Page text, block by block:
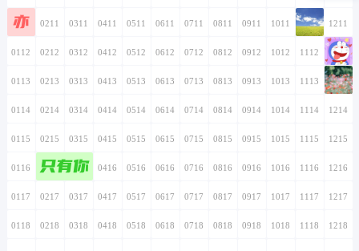
0111
亦 0211 0311 0411 0511 0611 0711 0811 0911 1011 1111 1211
0112 0212 0312 0412 0512 0612 0712 0812 0912 1012 1112 1212
0113 0213 0313 0413 0513 0613 0713 0813 0913 1013 1113 1213
0114 0214 0314 0414 0514 0614 0714 0814 0914 1014 1114 1214
0115 0215 0315 0415 0515 0615 0715 0815 0915 1015 1115 1215
0116 0216
只有你
0316 0416 0516 0616 0716 0816 0916 1016 1116 1216
0117 0217 0317 0417 0517 0617 0717 0817 0917 1017 1117 1217
0118 0218 0318 0418 0518 0618 0718 0818 0918 1018 1118 1218